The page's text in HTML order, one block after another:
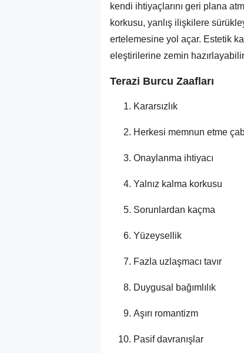
kendi ihtiyaçlarını geri plana
korkusu, yanlış ilişkilere
ertelemesine yol açar. Estetik
eleştirilerine zemin
Terazi Burcu Zaafları
Kararsızlık
Herkesi memnun etme
Onaylanma ihtiyacı
Yalnız kalma korkusu
Sorunlardan kaçma
Yüzeysellik
Fazla uzlaşmacı tavır
Duygusal bağımlılık
Aşırı romantizm
Pasif davranışlar